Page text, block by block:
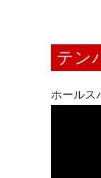
テン
ホールス